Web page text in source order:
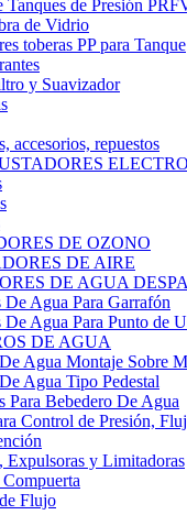
Tanques de Presión
de Vidrio
toberas PP para Tanque
y Suavizador
accesorios, repuestos
DE OZONO
DE AIRE
DE AGUA
De Agua Para Garrafón
De Agua Para Punto de
DE AGUA
Agua Montaje Sobre
Agua Tipo Pedestal
Para Bebedero De Agua
Control de Presión,
Expulsoras y Limitadoras
Flujo